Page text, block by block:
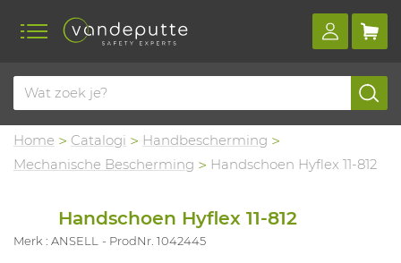
Home Catalogi
Handbescherming
Mechanische Bescherming
Handschoen Hyflex 11-812
Handschoen Hyflex 11-812
Merk : ANSELL ProdNr. 1042445